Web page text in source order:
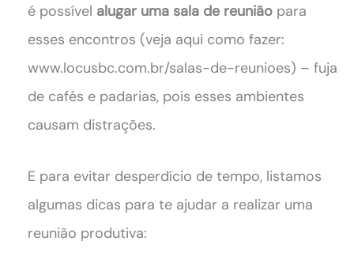
é possível alugar uma sala de reunião para
esses encontros (veja aqui como fazer:
www.locusbc.com.br/salas-de-reunioes) – fuja
de cafés e padarias, pois esses ambientes
causam distrações.
E para evitar desperdício de tempo, listamos
algumas dicas para te ajudar a realizar uma
reunião produtiva: